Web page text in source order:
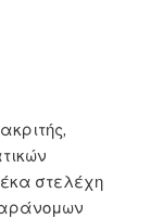
στελέχη